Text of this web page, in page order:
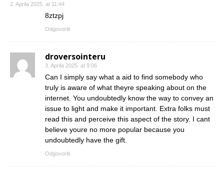
2. Aprila 2025. at 11:44
8ztzpj
Odgovoriti
droversointeru
3. Aprila 2025. at 9:06
Can I simply say what a aid to find somebody who
truly is aware of what theyre speaking about on the
internet. You undoubtedly know the way to convey an
issue to light and make it important. Extra folks must
read this and perceive this aspect of the story. I cant
believe youre no more popular because you
undoubtedly have the gift.
Odgovoriti